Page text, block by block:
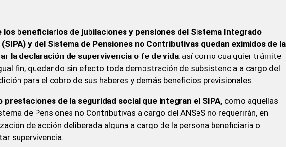
los beneficiarios de jubilaciones y pensiones del Sistema Integrado
y del Sistema de Pensiones no Contributivas quedan eximidos de la
la declaración de supervivencia o fe de vida, así como cualquier trámite
fin, quedando sin efecto toda demostración de subsistencia a cargo del
para el cobro de sus haberes y demás beneficios previsionales.
prestaciones de la seguridad social que integran el SIPA, como aquellas
de Pensiones no Contributivas a cargo del ANSeS no requerirán, en
de acción deliberada alguna a cargo de la persona beneficiaria o
supervivencia.